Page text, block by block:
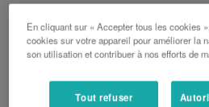
Les
En cliquant sur « Accepter tous les cookies
cookies sur votre appareil pour améliorer la
son utilisation et contribuer à nos efforts de
Tout refuser